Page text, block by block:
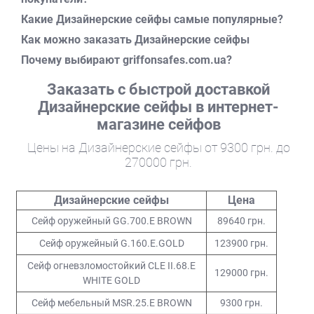
высота, ширина, глубина.
пожару сейфа, который обеспечивается
антивзломной конструкцией с элементами защиты
ригелей, защитным слоем, качественными
комплектующими.
Изготовление эксклюзивных оружейных сейфов,
взломостойких сейфов, моделей для дома и офиса,
огнестойких и др.
Разработку технического задания по потребностям.
Компания Паритет-К применяет для покраски
дизайнерских сейфов брендов Griffon, Паритет-К, Hunter,
MySafe высококачественную Швейцарскую краску
Feyco, которая имеет высокую устойчивость к
механическим и погодным влияниям, устойчивость к
выцветанию и ультрафиолету, к действию огня и имеет
высокую адгезию.
Какие Дизайнерские сейфы самые популярные?
Как можно заказать Дизайнерские сейфы
Почему выбирают griffonsafes.com.ua?
Заказать с быстрой доставкой
Дизайнерские сейфы в интернет-
магазине сейфов
Цены на Дизайнерские сейфы от 9300 грн. до
270000 грн.
Дизайнерские сейфы Цена
Сейф оружейный GG.700.E BROWN
89640 грн.
Сейф оружейный G.160.E.GOLD
123900 грн.
Сейф огневзломостойкий CLE II.68.E
WHITE GOLD
129000 грн.
Сейф мебельный MSR.25.Е BROWN
9300 грн.